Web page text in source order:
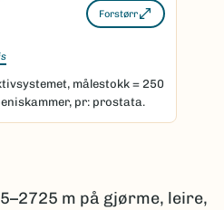
Forstørr
målestokk = 250
pr: prostata.
m på gjørme, leire,